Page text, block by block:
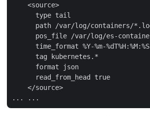
    <source>
      type tail
path /var/log/containers/
pos_file /var/log/es-
time_format %Y-%m-
      tag kubernetes.*
      format json
      read_from_head true
    </source>